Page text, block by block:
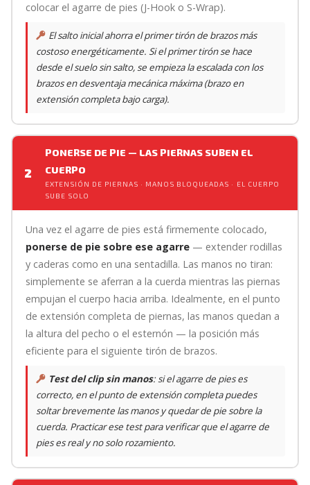
colocar el agarre de pies (J-Hook o S-Wrap).
El salto inicial ahorra el primer tirón de brazos más
costoso energéticamente. Si el primer tirón se hace
desde el suelo sin salto, se empieza la escalada con los
brazos en desventaja mecánica máxima (brazo en
extensión completa bajo carga).
2
PONERSE DE PIE — LAS PIERNAS SUBEN EL
CUERPO
EXTENSIÓN DE PIERNAS · MANOS BLOQUEADAS · EL CUERPO
SUBE SOLO
Una vez el agarre de pies está firmemente colocado,
ponerse de pie sobre ese agarre— extender rodillas
y caderas como en una sentadilla. Las manos no tiran:
simplemente se aferran a la cuerda mientras las piernas
empujan el cuerpo hacia arriba. Idealmente, en el punto
de extensión completa de piernas, las manos quedan a
la altura del pecho o el esternón — la posición más
eficiente para el siguiente tirón de brazos.
Test del clip sin manos: si el agarre de pies es
correcto, en el punto de extensión completa puedes
soltar brevemente las manos y quedar de pie sobre la
cuerda. Practicar ese test para verificar que el agarre de
pies es real y no solo rozamiento.